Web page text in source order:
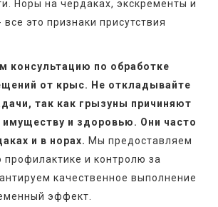
Норы на чердаках, экскременты и
это признаки присутствия
консультацию по обработке
от крыс. Не откладывайте
так как грызуны причиняют
имуществу и здоровью. Они часто
и в норах. Мы предоставляем
профилактике и контролю за
качественное выполнение
эффект.